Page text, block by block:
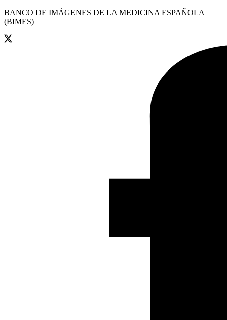
BANCO DE IMÁGENES DE LA MEDICINA ESPAÑOLA
(BIMES)